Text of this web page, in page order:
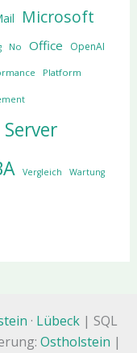
Microsoft
No Office OpenAI
Platform
Server
Vergleich Wartung
· Lübeck | SQL
Ostholstein |